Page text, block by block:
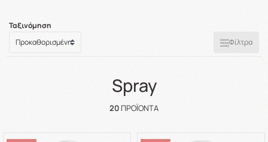
Ταξινόμηση
Φίλτρα
Spray
20ΠΡΟΪΌΝΤΑ